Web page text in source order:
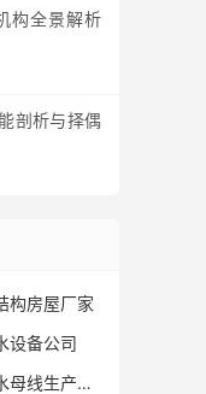
构全景解析
剖析与择偶
构房屋厂家
设备公司
防水母线生产厂家